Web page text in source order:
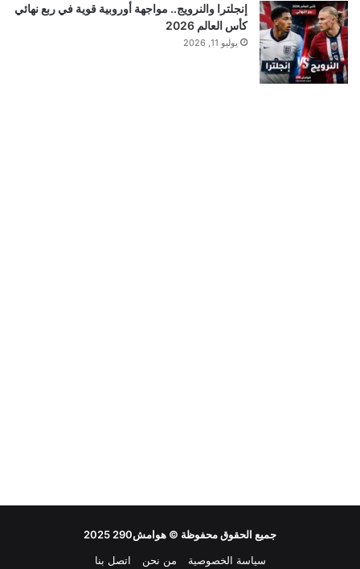
إنجلترا والنرويج.. مواجهة أوروبية قوية في ربع نهائي
كأس العالم 2026
يوليو 11, 2026
جميع الحقوق محفوظة © هوامش290
سياسة الخصوصية
من نحن اتصل بنا